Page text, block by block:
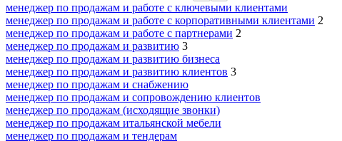
менеджер по продажам и работе с ключевыми клиентами
менеджер по продажам и работе с корпоративными клиентами 2
менеджер по продажам и работе с партнерами 2
менеджер по продажам и развитию 3
менеджер по продажам и развитию бизнеса
менеджер по продажам и развитию клиентов 3
менеджер по продажам и снабжению
менеджер по продажам и сопровождению клиентов
менеджер по продажам (исходящие звонки)
менеджер по продажам итальянской мебели
менеджер по продажам и тендерам